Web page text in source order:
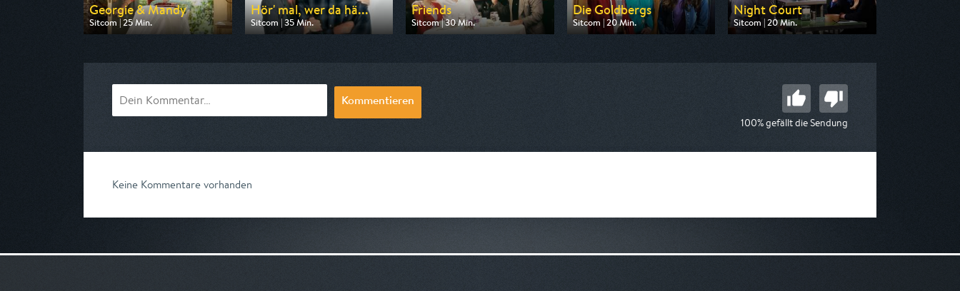
Georgie & Mandy
Sitcom | 25 Min.
Ausgestrahlt von Pro 7
Hör' mal, wer da hä...
Sitcom | 35 Min.
Ausgestrahlt von Disney Channel
Friends
Sitcom | 30 Min.
Ausgestrahlt von sixx
Die Goldbergs
Sitcom | 20 Min.
Ausgestrahlt von Pro 7
Night Court
Sitcom | 20 Min.
Ausgestrahlt von Pro 7
Kommentieren
100% gefällt die Sendung
Keine Kommentare vorhanden